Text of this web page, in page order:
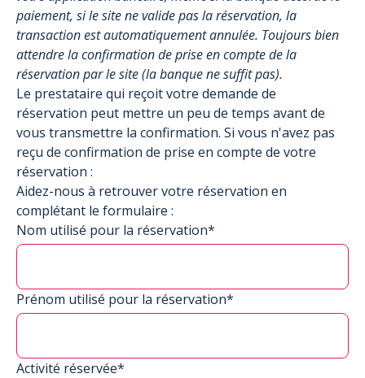
paiement, si le site ne valide pas la réservation, la
transaction est automatiquement annulée. Toujours bien
attendre la confirmation de prise en compte de la
réservation par le site (la banque ne suffit pas).
Le prestataire qui reçoit votre demande de
réservation peut mettre un peu de temps avant de
vous transmettre la confirmation. Si vous n'avez pas
reçu de confirmation de prise en compte de votre
réservation :
Aidez-nous à retrouver votre réservation en
complétant le formulaire :
Nom utilisé pour la réservation*
Prénom utilisé pour la réservation*
Activité réservée*